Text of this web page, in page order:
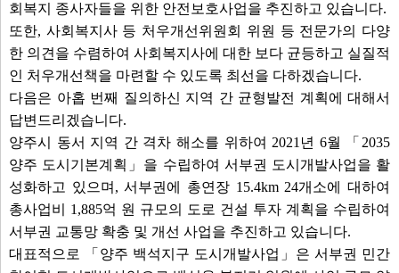
회복지 종사자들을 위한 안전보호사업을 추진하고 있습니다.
또한, 사회복지사 등 처우개선위원회 위원 등 전문가의 다양
한 의견을 수렴하여 사회복지사에 대한 보다 균등하고 실질적
인 처우개선책을 마련할 수 있도록 최선을 다하겠습니다.
다음은 아홉 번째 질의하신 지역 간 균형발전 계획에 대해서
답변드리겠습니다.
양주시 동서 지역 간 격차 해소를 위하여 2021년 6월 「2035
양주 도시기본계획」을 수립하여 서부권 도시개발사업을 활
성화하고 있으며, 서부권에 총연장 15.4km 24개소에 대하여
총사업비 1,885억 원 규모의 도로 건설 투자 계획을 수립하여
서부권 교통망 확충 및 개선 사업을 추진하고 있습니다.
대표적으로 「양주 백석지구 도시개발사업」은 서부권 민간